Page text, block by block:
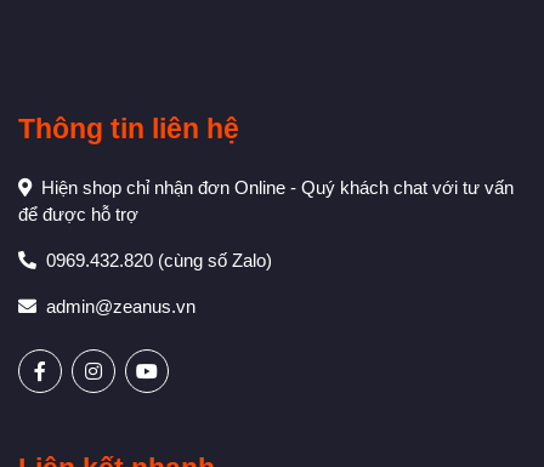
Thông tin liên hệ
Hiện shop chỉ nhận đơn Online - Quý khách chat với tư vấn
để được hỗ trợ
0969.432.820 (cùng số Zalo)
admin@zeanus.vn